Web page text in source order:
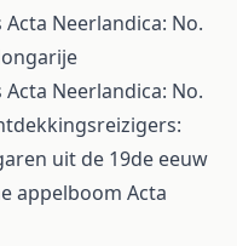
Acta Neerlandica: No.
Acta Neerlandica: No.
uit de 19de eeuw
appelboom Acta